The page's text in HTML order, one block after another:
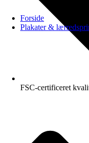
Forside
Plakater &
FSC-certificeret